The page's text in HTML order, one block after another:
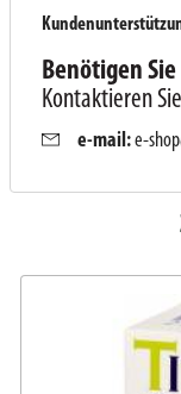
Benötigen
Kontaktieren
e-mail:e-